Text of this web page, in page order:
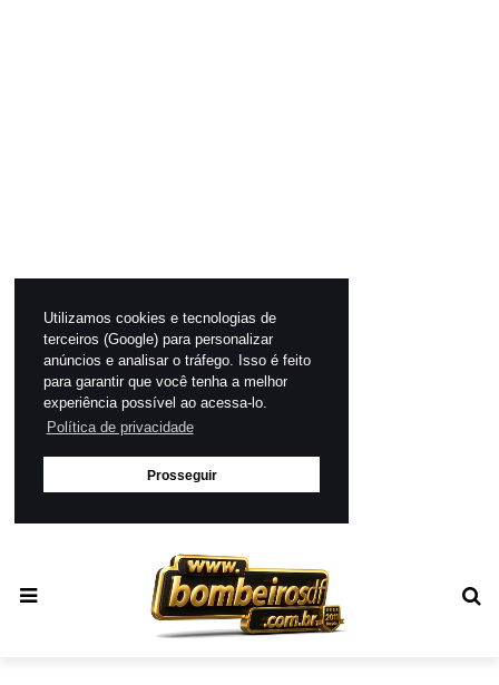
Utilizamos cookies e tecnologias de
terceiros (Google) para personalizar
anúncios e analisar o tráfego. Isso é feito
para garantir que você tenha a melhor
experiência possível ao acessa-lo.
Política de privacidade
Prosseguir